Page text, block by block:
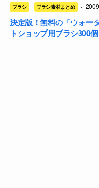
ブラシ ブラシ素材まとめ ·
決定版！無料の「ウォー
トショップ用ブラシ300